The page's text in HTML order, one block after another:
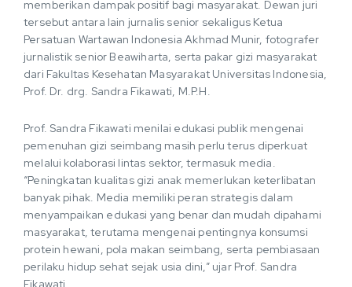
memberikan dampak positif bagi masyarakat. Dewan juri
tersebut antara lain jurnalis senior sekaligus Ketua
Persatuan Wartawan Indonesia Akhmad Munir, fotografer
jurnalistik senior Beawiharta, serta pakar gizi masyarakat
dari Fakultas Kesehatan Masyarakat Universitas Indonesia,
Prof. Dr. drg. Sandra Fikawati, M.P.H.
Prof. Sandra Fikawati menilai edukasi publik mengenai
pemenuhan gizi seimbang masih perlu terus diperkuat
melalui kolaborasi lintas sektor, termasuk media.
“Peningkatan kualitas gizi anak memerlukan keterlibatan
banyak pihak. Media memiliki peran strategis dalam
menyampaikan edukasi yang benar dan mudah dipahami
masyarakat, terutama mengenai pentingnya konsumsi
protein hewani, pola makan seimbang, serta pembiasaan
perilaku hidup sehat sejak usia dini,” ujar Prof. Sandra
Fikawati.